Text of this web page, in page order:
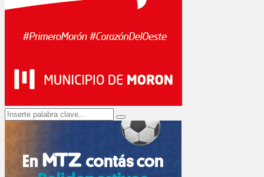
Search
for:
Search